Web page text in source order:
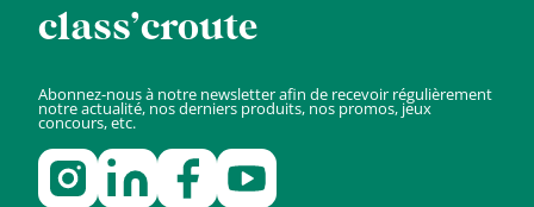
class’croute
Abonnez-nous à notre newsletter afin de recevoir régulièrement
notre actualité, nos derniers produits, nos promos, jeux
concours, etc.